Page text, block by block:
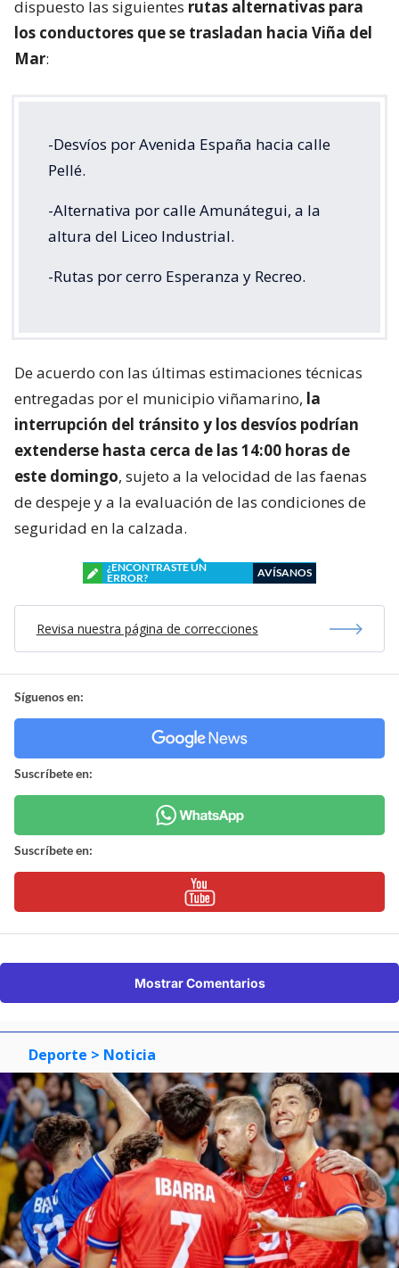
dispuesto las siguientes rutas alternativas para
los conductores que se trasladan hacia Viña del
Mar:
-Desvíos por Avenida España hacia calle
Pellé.
-Alternativa por calle Amunátegui, a la
altura del Liceo Industrial.
-Rutas por cerro Esperanza y Recreo.
De acuerdo con las últimas estimaciones técnicas
entregadas por el municipio viñamarino, la
interrupción del tránsito y los desvíos podrían
extenderse hasta cerca de las 14:00 horas de
este domingo, sujeto a la velocidad de las faenas
de despeje y a la evaluación de las condiciones de
seguridad en la calzada.
¿ENCONTRASTE UN
ERROR?
AVÍSANOS
Revisa nuestra página de correcciones
Síguenos en:
Suscríbete en:
Suscríbete en:
Mostrar Comentarios
Deporte > Noticia